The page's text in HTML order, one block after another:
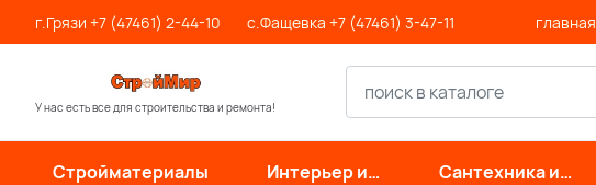
г.Грязи +7 (47461) 2-44-10 с.Фащевка +7 (47461) 3-47-11 главная
У нас есть все для строительства и ремонта!
Стройматериалы
Интерьер и
Сантехника и